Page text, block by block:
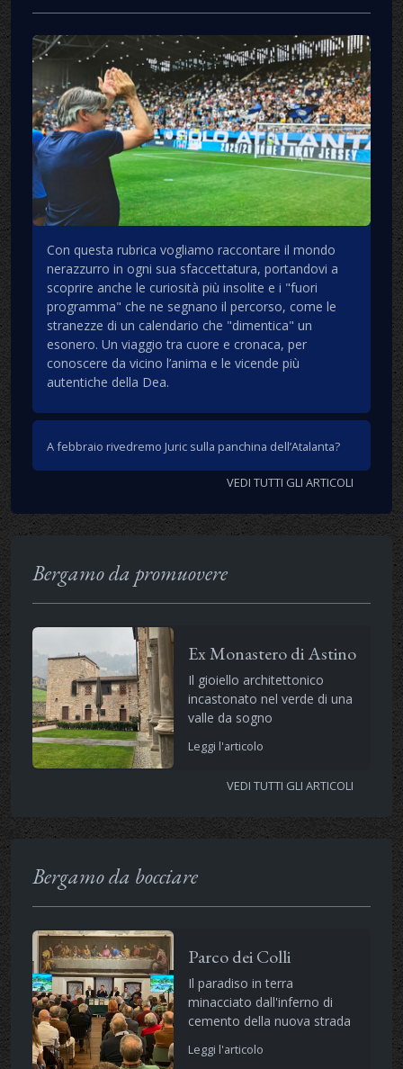
Con questa rubrica vogliamo raccontare il mondo
nerazzurro in ogni sua sfaccettatura, portandovi a
scoprire anche le curiosità più insolite e i "fuori
programma" che ne segnano il percorso, come le
stranezze di un calendario che "dimentica" un
esonero. Un viaggio tra cuore e cronaca, per
conoscere da vicino l’anima e le vicende più
autentiche della Dea.
A febbraio rivedremo Juric sulla panchina dell’Atalanta?
VEDI TUTTI GLI ARTICOLI
Bergamo da promuovere
Ex Monastero di Astino
Il gioiello architettonico
incastonato nel verde di una
valle da sogno
Leggi l'articolo
VEDI TUTTI GLI ARTICOLI
Bergamo da bocciare
Parco dei Colli
Il paradiso in terra
minacciato dall'inferno di
cemento della nuova strada
Leggi l'articolo